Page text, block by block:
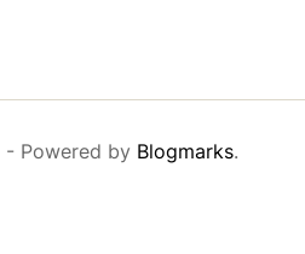
- Powered by Blogmarks.